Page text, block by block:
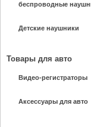
беспроводные
Детские наушники
Товары для авто
Видео-регистраторы
Аксессуары для авто